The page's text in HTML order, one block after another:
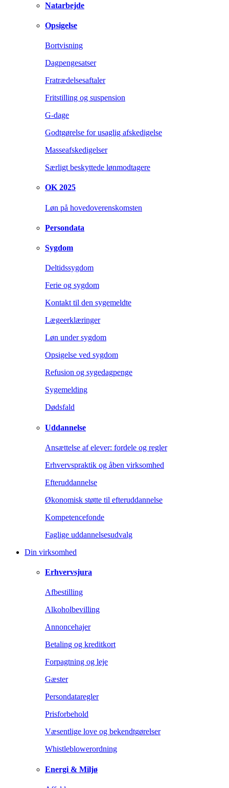
Natarbejde
Opsigelse
Bortvisning
Dagpengesatser
Fratrædelsesaftaler
Fritstilling og suspension
G-dage
Godtgørelse for usaglig afskedigelse
Masseafskedigelser
Særligt beskyttede lønmodtagere
OK 2025
Løn på hovedoverenskomsten
Persondata
Sygdom
Deltidssygdom
Ferie og sygdom
Kontakt til den sygemeldte
Lægeerklæringer
Løn under sygdom
Opsigelse ved sygdom
Refusion og sygedagpenge
Sygemelding
Dødsfald
Uddannelse
Ansættelse af elever: fordele og regler
Erhvervspraktik og åben virksomhed
Efteruddannelse
Økonomisk støtte til efteruddannelse
Kompetencefonde
Faglige uddannelsesudvalg
Din virksomhed
Erhvervsjura
Afbestilling
Alkoholbevilling
Annoncehajer
Betaling og kreditkort
Forpagtning og leje
Gæster
Persondataregler
Prisforbehold
Væsentlige love og bekendtgørelser
Whistleblowerordning
Energi & Miljø